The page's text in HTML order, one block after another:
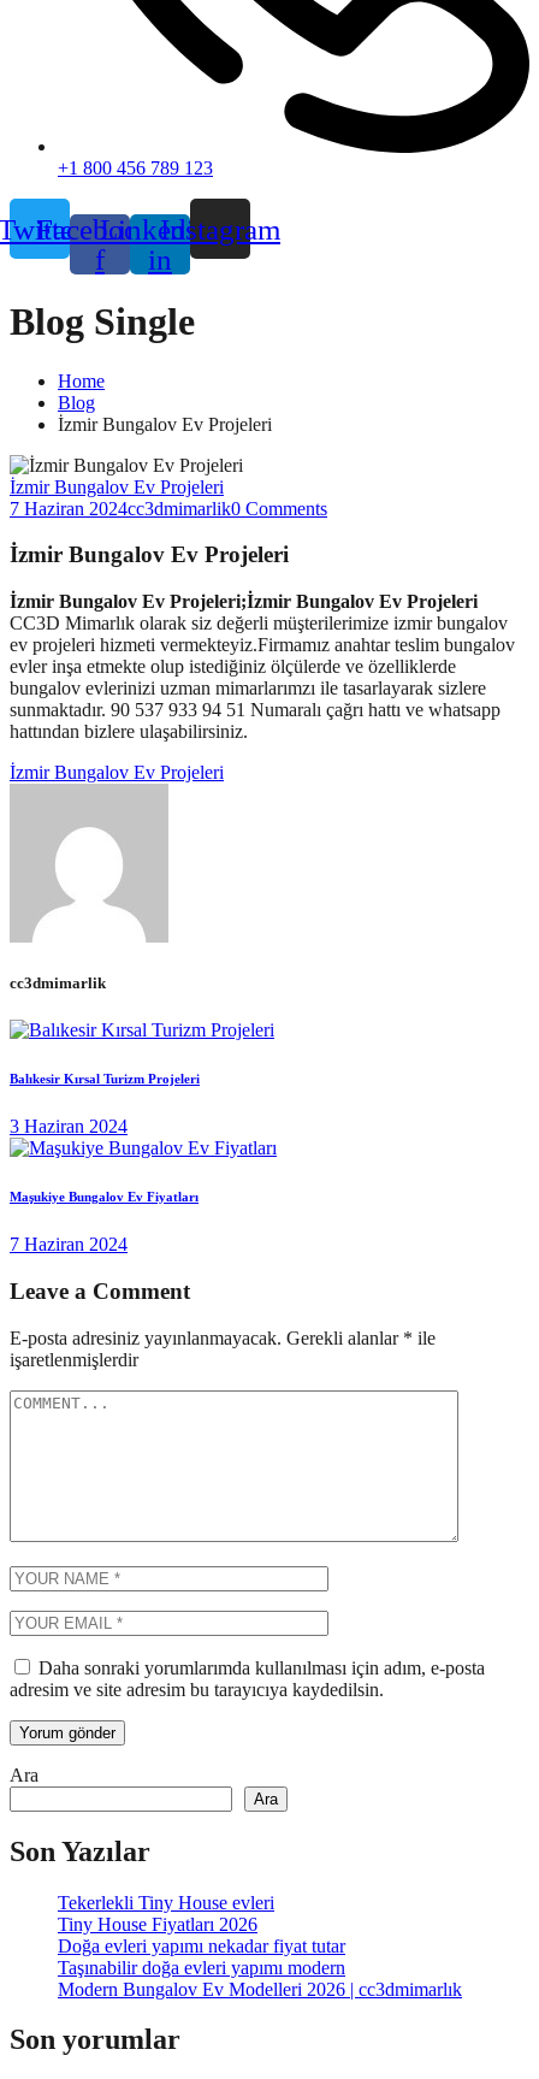
+1 800 456 789 123
Facebook-
f
Linkedin-
in
Instagram
Blog Single
Home
Blog
İzmir Bungalov Ev Projeleri
İzmir Bungalov Ev Projeleri
7 Haziran 2024cc3dmimarlik0 Comments
İzmir Bungalov Ev Projeleri
İzmir Bungalov Ev Projeleri;İzmir Bungalov Ev Projeleri
CC3D Mimarlık olarak siz değerli müşterilerimize izmir bungalov
ev projeleri hizmeti vermekteyiz.Firmamız anahtar teslim bungalov
evler inşa etmekte olup istediğiniz ölçülerde ve özelliklerde
bungalov evlerinizi uzman mimarlarımzı ile tasarlayarak sizlere
sunmaktadır. 90 537 933 94 51 Numaralı çağrı hattı ve whatsapp
hattından bizlere ulaşabilirsiniz.
İzmir Bungalov Ev Projeleri
cc3dmimarlik
Balıkesir Kırsal Turizm Projeleri
3 Haziran 2024
Maşukiye Bungalov Ev Fiyatları
7 Haziran 2024
Leave a Comment
E-posta adresiniz yayınlanmayacak. Gerekli alanlar * ile
işaretlenmişlerdir
Daha sonraki yorumlarımda kullanılması için adım, e-posta
adresim ve site adresim bu tarayıcıya kaydedilsin.
Ara
Ara
Son Yazılar
Tekerlekli Tiny House evleri
Tiny House Fiyatları 2026
Doğa evleri yapımı nekadar fiyat tutar
Taşınabilir doğa evleri yapımı modern
Modern Bungalov Ev Modelleri 2026 | cc3dmimarlık
Son yorumlar